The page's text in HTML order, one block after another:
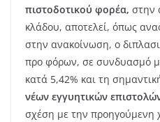
πιστοδοτικού φορέα, στην
κλάδου, αποτελεί, όπως
στην ανακοίνωση, ο
προ φόρων, σε συνδυασμό
κατά 5,42% και τη
νέων εγγυητικών
σχέση με την προηγούμενη